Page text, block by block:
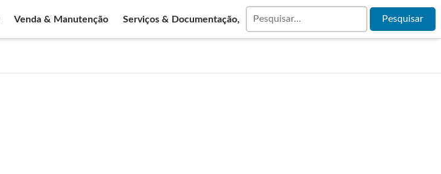
Venda & Manutenção Serviços & Documentação,